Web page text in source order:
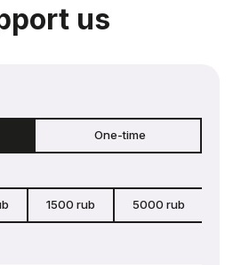
us
One-time
1500 rub 5000 rub